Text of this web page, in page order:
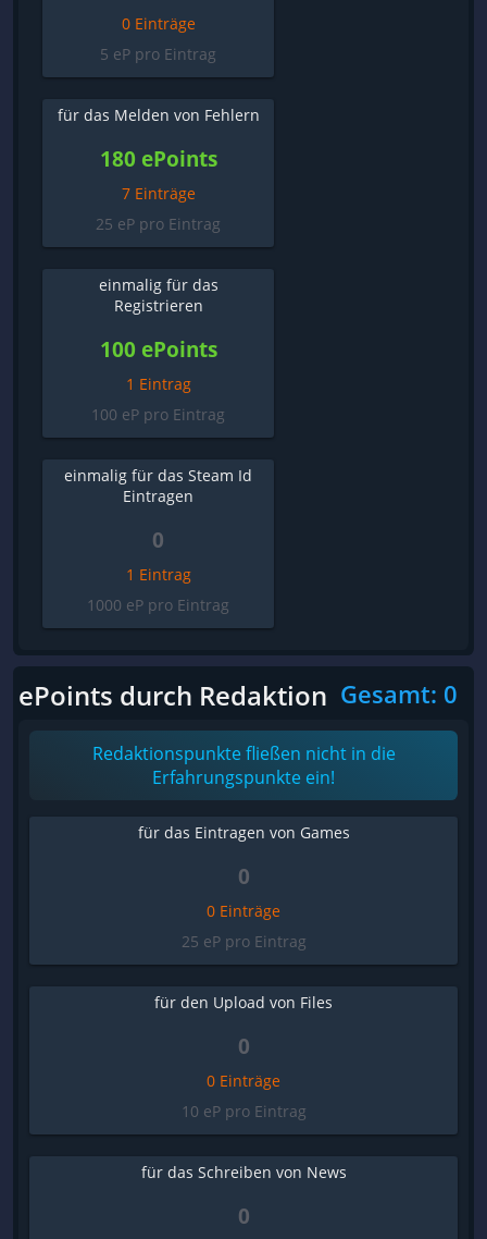
0 Einträge
5 eP pro Eintrag
für das Melden von Fehlern
180 ePoints
7 Einträge
25 eP pro Eintrag
einmalig für das
Registrieren
100 ePoints
1 Eintrag
100 eP pro Eintrag
einmalig für das Steam Id
Eintragen
0
1 Eintrag
1000 eP pro Eintrag
ePoints durch Redaktion Gesamt: 0
Redaktionspunkte fließen nicht in die
Erfahrungspunkte ein!
für das Eintragen von Games
0
0 Einträge
25 eP pro Eintrag
für den Upload von Files
0
0 Einträge
10 eP pro Eintrag
für das Schreiben von News
0